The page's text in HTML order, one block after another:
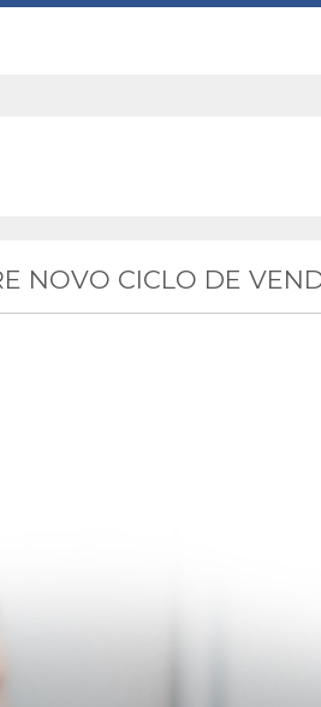
NOVO CICLO DE